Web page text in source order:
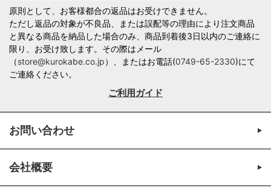
原則として、お客様都合の返品はお受けできません。
ただし返品の対象が不良品、または誤配等の理由により注文商品
と異なる商品を納品した場合のみ、商品到着後3日以内のご連絡に
限り、お受け致します。その際はメール
（store@kurokabe.co.jp）、またはお電話(0749-65-2330)にて
ご連絡ください。
ご利用ガイド
お問い合わせ
会社概要